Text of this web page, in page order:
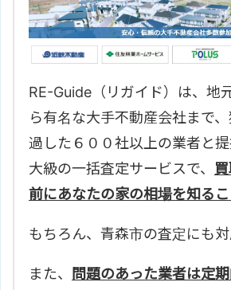
RE-Guide（リガイド）は、地
ら有名な大手不動産会社まで
過した６００社以上の業者と
大級の一括査定サービスで、
前にあなたの家の相場を知るこ
もちろん、 青森市の査定にも対
また、
問題のあった業者は定